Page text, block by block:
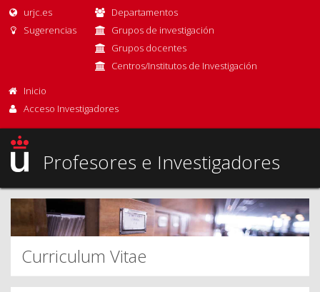
urjc.es
Sugerencias
Departamentos
Grupos de investigación
Grupos docentes
Centros/Institutos de Investigación
Inicio
Acceso Investigadores
Profesores e Investigadores
Curriculum Vitae